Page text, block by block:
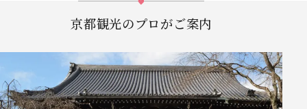
京都観光のプロがご案内